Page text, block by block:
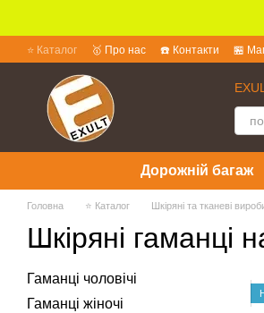
⭐ Каталог 🥇 Про нас ☎️ Контакти 🏪
Дорожній багаж
Головна ⭐ Каталог Шкіряні та тканеві
Шкіряні гаманці
Гаманці чоловічі
Гаманці жіночі